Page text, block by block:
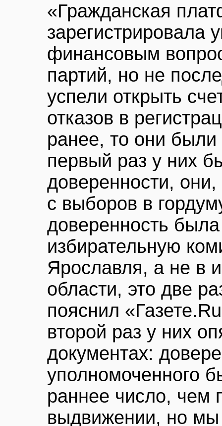
«Гражданская
зарегистрировала
финансовым
партий, но не
успели открыть
отказов в
ранее, то они
первый раз у них
доверенности,
с выборов в
доверенность
избирательную
Ярославля, а не в
области, это две
пояснил
второй раз у них
документах:
уполномоченного
раннее число, чем
выдвижении, но